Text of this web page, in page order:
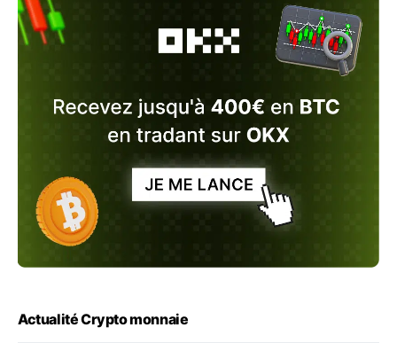
Actualité Crypto monnaie